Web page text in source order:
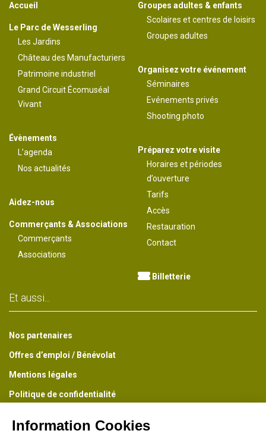
Accueil
Le Parc de Wesserling
Les Jardins
Château des Manufacturiers
Patrimoine industriel
Grand Circuit Écomuséal
Vivant
Évènements
L’agenda
Nos actualités
Aidez-nous
Commerçants & Associations
Commerçants
Associations
Groupes adultes & enfants
Scolaires et centres de loisirs
Groupes adultes
Organisez votre événement
Séminaires
Evénements privés
Shooting photo
Préparez votre visite
Horaires et périodes
d’ouverture
Tarifs
Accès
Restauration
Contact
Billetterie
Et aussi...
Nos partenaires
Offres d’emploi / Bénévolat
Mentions légales
Politique de confidentialité
La Newsletter du Parc